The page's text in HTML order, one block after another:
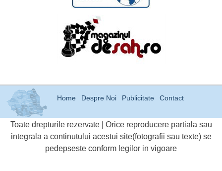
Home Despre Noi Publicitate Contact
Toate drepturile rezervate | Orice reproducere partiala sau
integrala a continutului acestui site(fotografii sau texte) se
pedepseste conform legilor in vigoare